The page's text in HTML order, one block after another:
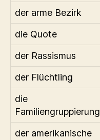
der arme Bezirk
die Quote
der Rassismus
der Flüchtling
die
Familiengruppierung
der amerikanische